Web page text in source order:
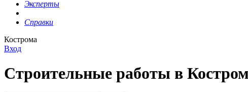
Эксперты
Справки
Кострома
Вход
Строительные работы в